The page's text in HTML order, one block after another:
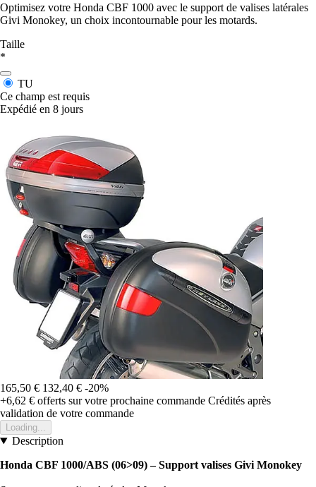
Optimisez votre Honda CBF 1000 avec le support de valises latérales
Givi Monokey, un choix incontournable pour les motards.
Taille
*
TU
Ce champ est requis
Expédié en 8 jours
165,50 € 132,40 € -20%
+6,62 € offerts sur votre prochaine commande Crédités après
validation de votre commande
Loading...
Description
Honda CBF 1000/ABS (06>09) – Support valises Givi Monokey